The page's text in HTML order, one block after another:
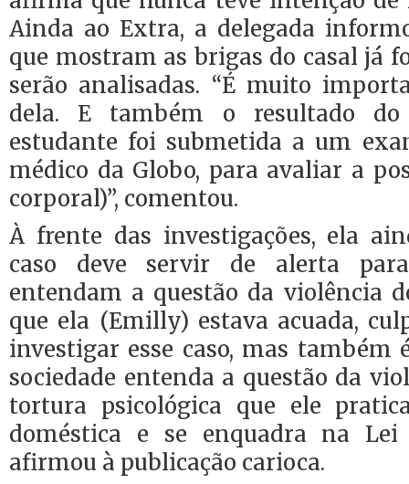
Ainda ao Extra, a delegada
que mostram as brigas do casal já
serão analisadas. “É muito
dela. E também o resultado
estudante foi submetida a um
médico da Globo, para avaliar a
corporal)”, comentou.
À frente das investigações, ela
caso deve servir de alerta
entendam a questão da violência
que ela (Emilly) estava acuada,
investigar esse caso, mas também
sociedade entenda a questão da
tortura psicológica que ele
doméstica e se enquadra na Lei
afirmou à publicação carioca.